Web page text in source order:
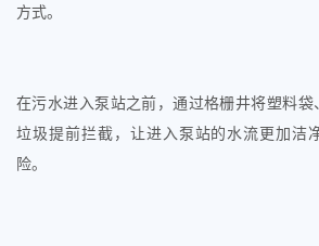
方式。
在污水进入泵站之前，通过格栅井将塑料袋
垃圾提前拦截，让进入泵站的水流更加洁
险。